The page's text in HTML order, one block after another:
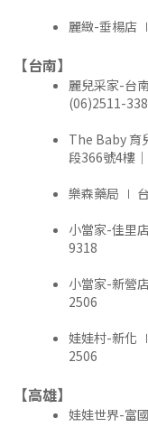
麗緻-垂楊店
【台南】
麗兒采家-台
(06)2511-338
The Baby 育
段366號4樓
樂森藥局 ∣
小當家-佳里
9318
小當家-新營
2506
娃娃村-新化
2506
【高雄】
娃娃世界-富